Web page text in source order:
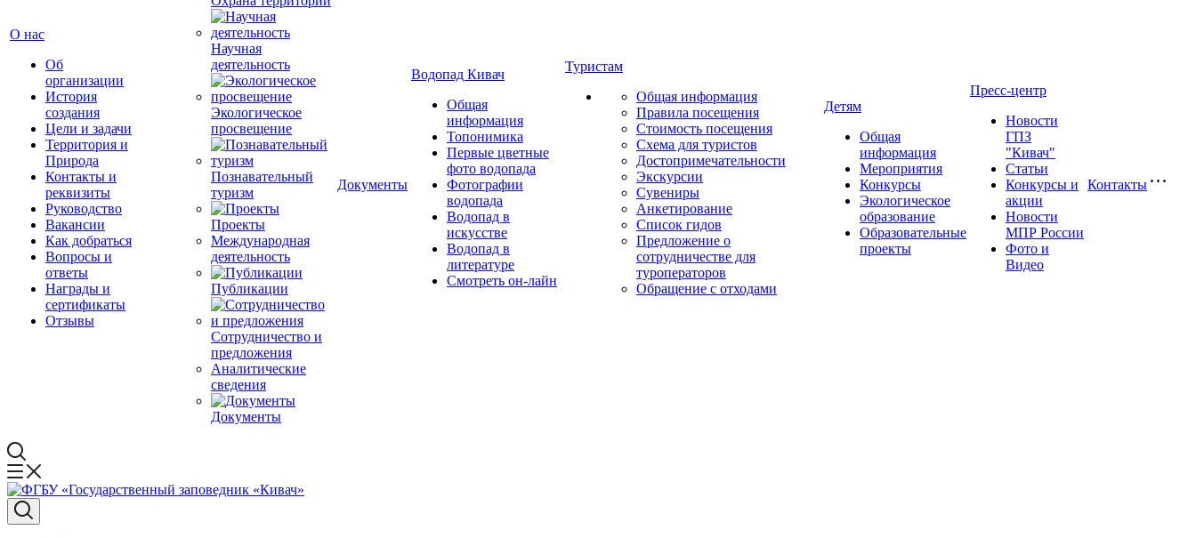
О нас
Об
организации
История
создания
Цели и задачи
Территория и
Природа
Контакты и
реквизиты
Руководство
Вакансии
Как добраться
Вопросы и
ответы
Награды и
сертификаты
Отзывы
Научная
деятельность
Экологическое
просвещение
Познавательный
туризм
Проекты
Международная
деятельность
Публикации
Сотрудничество и
предложения
Аналитические
сведения
Документы
Документы
Водопад Кивач
Общая
информация
Топонимика
Первые цветные
фото водопада
Фотографии
водопада
Водопад в
искусстве
Водопад в
литературе
Смотреть он-лайн
Туристам
Общая информация
Правила посещения
Стоимость посещения
Схема для туристов
Достопримечательности
Экскурсии
Сувениры
Анкетирование
Список гидов
Предложение о
сотрудничестве для
туроператоров
Обращение с отходами
Детям
Общая
информация
Мероприятия
Конкурсы
Экологическое
образование
Образовательные
проекты
Пресс-центр
Новости
ГПЗ
"Кивач"
Статьи
Конкурсы и
акции
Новости
МПР России
Фото и
Видео
Контакты